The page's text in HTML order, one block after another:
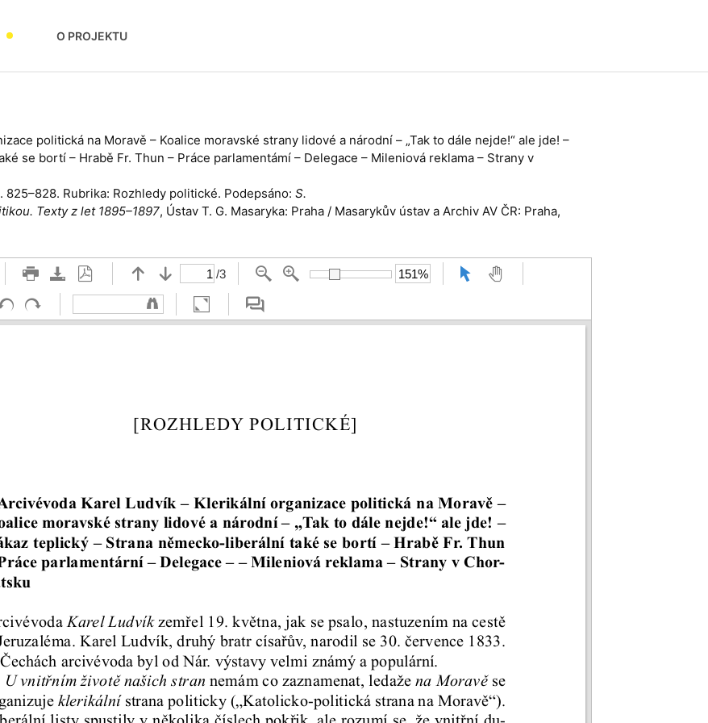
O PROJEKTU
politická na Moravě – Koalice moravské strany lidové a národní – „Tak to dále nejde!“ ale jde! –
se bortí – Hrabě Fr. Thun – Práce parlamentámí – Delegace – Mileniová reklama – Strany v
825–828. Rubrika: Rozhledy politické. Podepsáno: S.
Texty z let 1895–1897, Ústav T. G. Masaryka: Praha / Masarykův ústav a Archiv AV ČR: Praha,